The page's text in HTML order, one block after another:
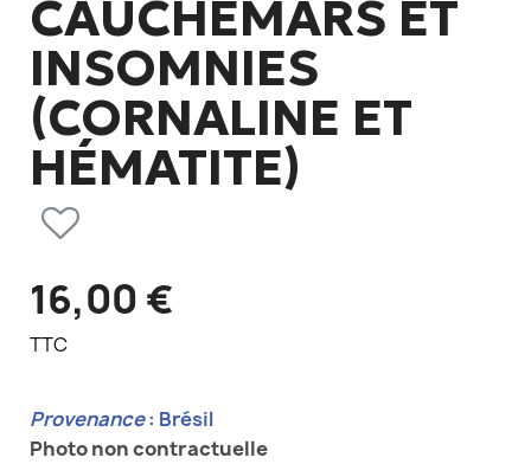
CAUCHEMARS ET
INSOMNIES
(CORNALINE ET
HÉMATITE)
16,00 €
TTC
Provenance: Brésil
Photo non contractuelle